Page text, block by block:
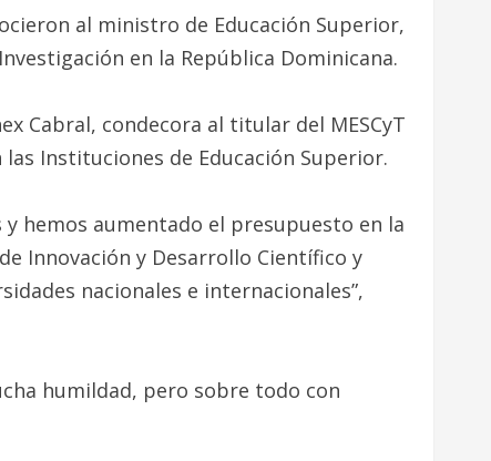
al ministro de Educación Superior,
en la República Dominicana.
Cabral, condecora al titular del MESCyT
Instituciones de Educación Superior.
hemos aumentado el presupuesto en la
Innovación y Desarrollo Científico y
nacionales e internacionales”,
humildad, pero sobre todo con